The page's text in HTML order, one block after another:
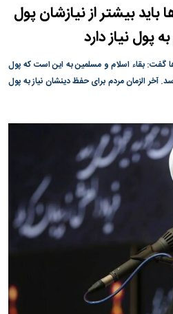
بیشتر از نیازشان پول
پول نیاز دارد
گفت: بقاء اسلام و مسلمین به این است که پول
الزمان مردم برای حفظ دینشان نیاز به پول